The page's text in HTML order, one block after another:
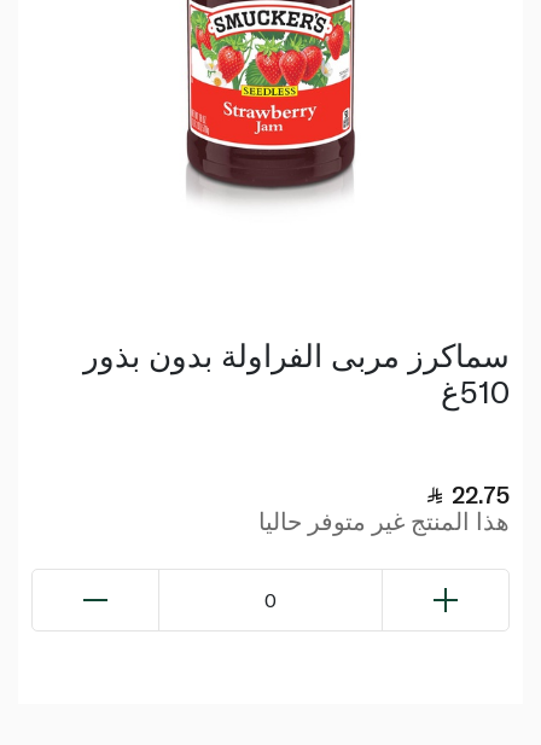
سماكرز مربى الفراولة بدون بذور
510غ
22.75
هذا المنتج غير متوفر حاليا
0